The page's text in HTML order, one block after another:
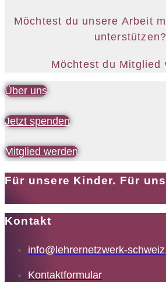
Möchtest du unsere Arbeit
unterstützen?
Möchtest du Mitglied
Über uns
Jetzt spenden
Mitglied werden
Für unsere Kinder. Für
Kontakt
info@lehrernetzwerk-
Kontaktformular